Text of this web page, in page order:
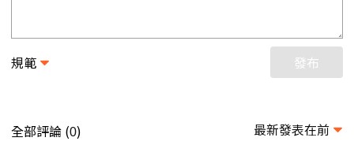
規範 發布
全部評論 (0) 最新發表在前